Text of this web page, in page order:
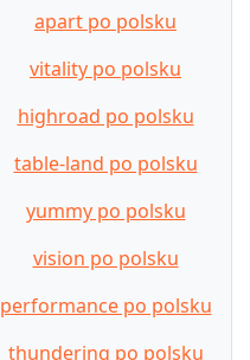
apart po polsku
vitality po polsku
highroad po polsku
table-land po polsku
yummy po polsku
vision po polsku
performance po polsku
thundering po polsku